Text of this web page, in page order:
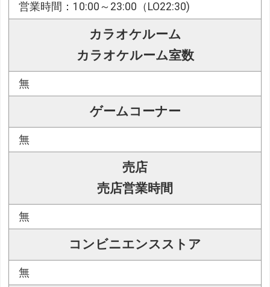
営業時間：10:00～23:00（LO22:30)
カラオケルーム
カラオケルーム室数
無
ゲームコーナー
無
売店
売店営業時間
無
コンビニエンスストア
無